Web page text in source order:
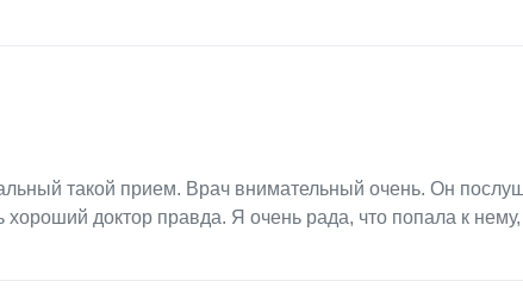
такой прием. Врач внимательный очень. Он
доктор правда. Я очень рада, что попала к нему,